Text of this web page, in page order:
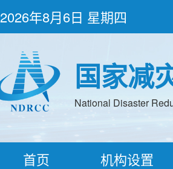
2026年8月6日 星期四
国家减
National Disaster
首页 机构设置